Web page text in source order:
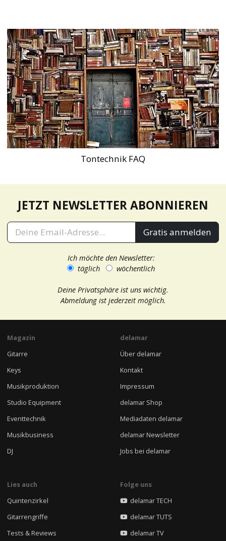
Tontechnik FAQ
JETZT NEWSLETTER ABONNIEREN
Gratis anmelden
Ich möchte den Newsletter:
täglich
wöchentlich
Deine Privatsphäre ist uns wichtig.
Abmeldung ist jederzeit möglich.
Magazin
Gitarre
Keys
Musikproduktion
Studio Equipment
Eventtechnik
Musikbusiness
DJ
delamar
Über delamar
Kontakt
Impressum
delamar Shop
Mediadaten delamar
delamar Newsletter
Jobs bei delamar
Lies auch
Quintenzirkel
Gitarrengriffe
Tests & Reviews
Folge uns
delamar TECH
delamar TUTS
delamar TV